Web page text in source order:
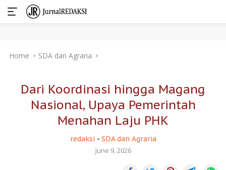
Home SDA dan Agraria
Dari Koordinasi hingga Magang
Nasional, Upaya Pemerintah
Menahan Laju PHK
redaksi - SDA dan Agraria
June 9, 2026